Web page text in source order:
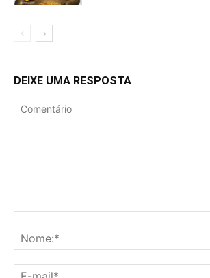
DEIXE UMA RESPOSTA